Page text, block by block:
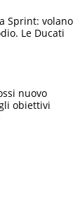
Sprint: volano
Le Ducati
nuovo
obiettivi